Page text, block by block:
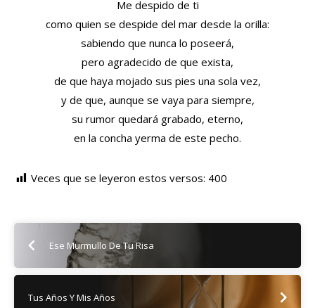
Me despido de ti
como quien se despide del mar desde la orilla:
sabiendo que nunca lo poseerá,
pero agradecido de que exista,
de que haya mojado sus pies una sola vez,
y de que, aunque se vaya para siempre,
su rumor quedará grabado, eterno,
en la concha yerma de este pecho.
Veces que se leyeron estos versos: 400
Ese Murmullo De Tu Risa
Tus Años Y Mis Años